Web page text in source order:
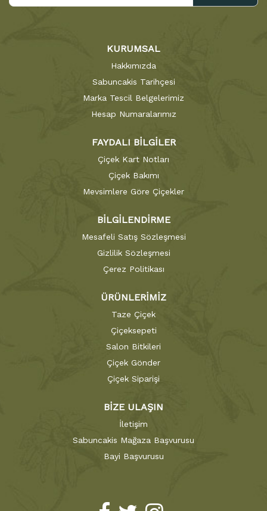
KURUMSAL
Hakkımızda
Sabuncakis Tarihçesi
Marka Tescil Belgelerimiz
Hesap Numaralarımız
FAYDALI BİLGİLER
Çiçek Kart Notları
Çiçek Bakımı
Mevsimlere Göre Çiçekler
BİLGİLENDİRME
Mesafeli Satış Sözleşmesi
Gizlilik Sözleşmesi
Çerez Politikası
ÜRÜNLERİMİZ
Taze Çiçek
Çiçeksepeti
Salon Bitkileri
Çiçek Gönder
Çiçek Siparişi
BİZE ULAŞIN
İletişim
Sabuncakis Mağaza Başvurusu
Bayi Başvurusu